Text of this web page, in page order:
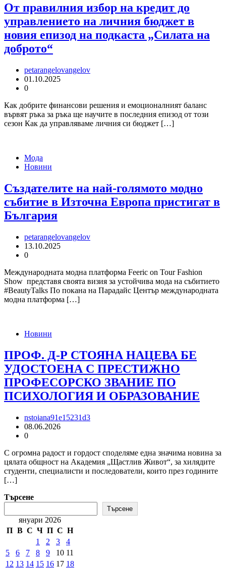
От правилния избор на кредит до
управлението на личния бюджет в
новия епизод на подкаста „Силата на
доброто“
petarangelovangelov
01.10.2025
0
Как добрите финансови решения и емоционалният баланс
вървят ръка за ръка ще научите в последния епизод от този
сезон Как да управляваме личния си бюджет […]
Мода
Новини
Създателите на най-голямото модно
събитие в Източна Европа пристигат в
България
petarangelovangelov
13.10.2025
0
Международната модна платформа Feeric on Tour Fashion
Show представя своята визия за устойчива мода на събитието
#BeautyTalks По покана на Парадайс Център международната
модна платформа […]
Новини
ПРОФ. Д-Р СТОЯНА НАЦЕВА БЕ
УДОСТОЕНА С ПРЕСТИЖНО
ПРОФЕСОРСКО ЗВАНИЕ ПО
ПСИХОЛОГИЯ И ОБРАЗОВАНИЕ
nstoiana91e15231d3
08.06.2026
0
С огромна радост и гордост споделяме една значима новина за
цялата общност на Академия „Щастлив Живот“, за хилядите
студенти, специалисти и последователи, които през годините
[…]
Търсене
Търсене
януари 2026
П В С Ч П С Н
1
2 3
4
5
6 7 8 9 10 11
12 13 14 15 16 17 18